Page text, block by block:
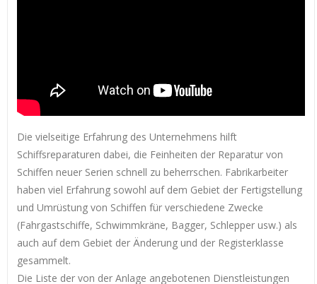
Die vielseitige Erfahrung des Unternehmens hilft
Schiffsreparaturen dabei, die Feinheiten der Reparatur von
Schiffen neuer Serien schnell zu beherrschen. Fabrikarbeiter
haben viel Erfahrung sowohl auf dem Gebiet der Fertigstellung
und Umrüstung von Schiffen für verschiedene Zwecke
(Fahrgastschiffe, Schwimmkräne, Bagger, Schlepper usw.) als
auch auf dem Gebiet der Änderung und der Registerklasse
gesammelt.
Die Liste der von der Anlage angebotenen Dienstleistungen